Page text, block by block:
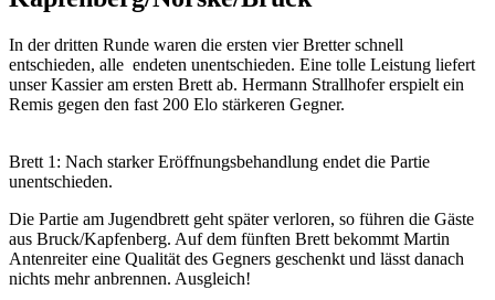
In der dritten Runde waren die ersten vier Bretter schnell
entschieden, alle endeten unentschieden. Eine tolle Leistung liefert
unser Kassier am ersten Brett ab. Hermann Strallhofer erspielt ein
Remis gegen den fast 200 Elo stärkeren Gegner.
Brett 1: Nach starker Eröffnungsbehandlung endet die Partie
unentschieden.
Die Partie am Jugendbrett geht später verloren, so führen die Gäste
aus Bruck/Kapfenberg. Auf dem fünften Brett bekommt Martin
Antenreiter eine Qualität des Gegners geschenkt und lässt danach
nichts mehr anbrennen. Ausgleich!